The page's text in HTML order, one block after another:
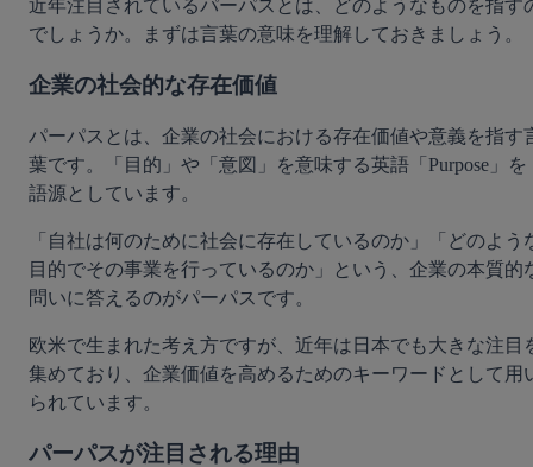
近年注目されているパーパスとは、どのようなものを指す
でしょうか。まずは言葉の意味を理解しておきましょう。
企業の社会的な存在価値
パーパスとは、企業の社会における存在価値や意義を指す
葉です。「目的」や「意図」を意味する英語「Purpose」を
語源としています。
「自社は何のために社会に存在しているのか」「どのよう
目的でその事業を行っているのか」という、企業の本質的
問いに答えるのがパーパスです。
欧米で生まれた考え方ですが、近年は日本でも大きな注目
集めており、企業価値を高めるためのキーワードとして用
られています。
パーパスが注目される理由